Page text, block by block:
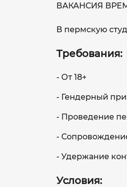
ВАКАНСИЯ
В пермскую
Требования:
- От 18+
- Гендерный
- Проведение
-
- Удержание
Условия: